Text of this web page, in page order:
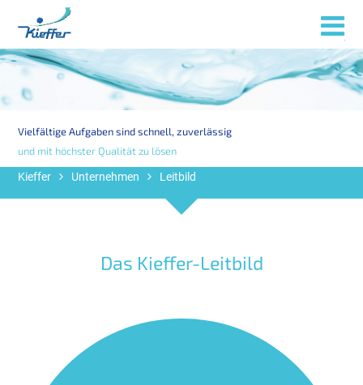
Menü
Vielfältige Aufgaben sind schnell, zuverlässig
und mit höchster Qualität zu lösen
Kieffer Unternehmen Leitbild
Das Kieffer-Leitbild